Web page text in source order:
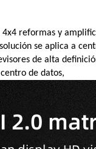
4x4 reformas y
se aplica a
de alta
de datos,